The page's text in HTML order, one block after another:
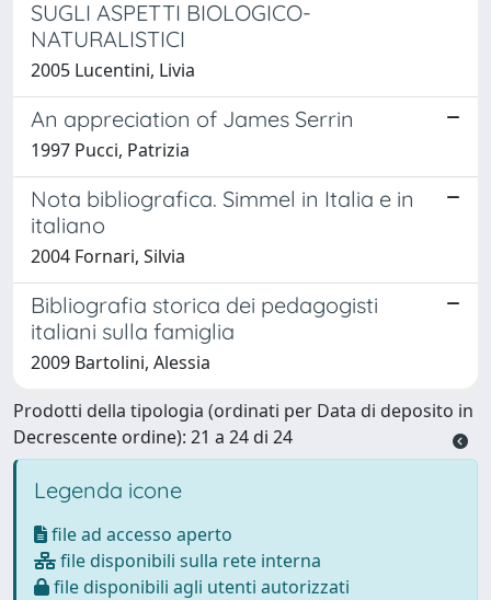
SUGLI ASPETTI BIOLOGICO-
NATURALISTICI
2005 Lucentini, Livia
An appreciation of James Serrin
1997 Pucci, Patrizia
Nota bibliografica. Simmel in Italia e in
italiano
2004 Fornari, Silvia
Bibliografia storica dei pedagogisti
italiani sulla famiglia
2009 Bartolini, Alessia
Prodotti della tipologia (ordinati per Data di deposito in
Decrescente ordine): 21 a 24 di 24
Legenda icone
file ad accesso aperto
file disponibili sulla rete interna
file disponibili agli utenti autorizzati